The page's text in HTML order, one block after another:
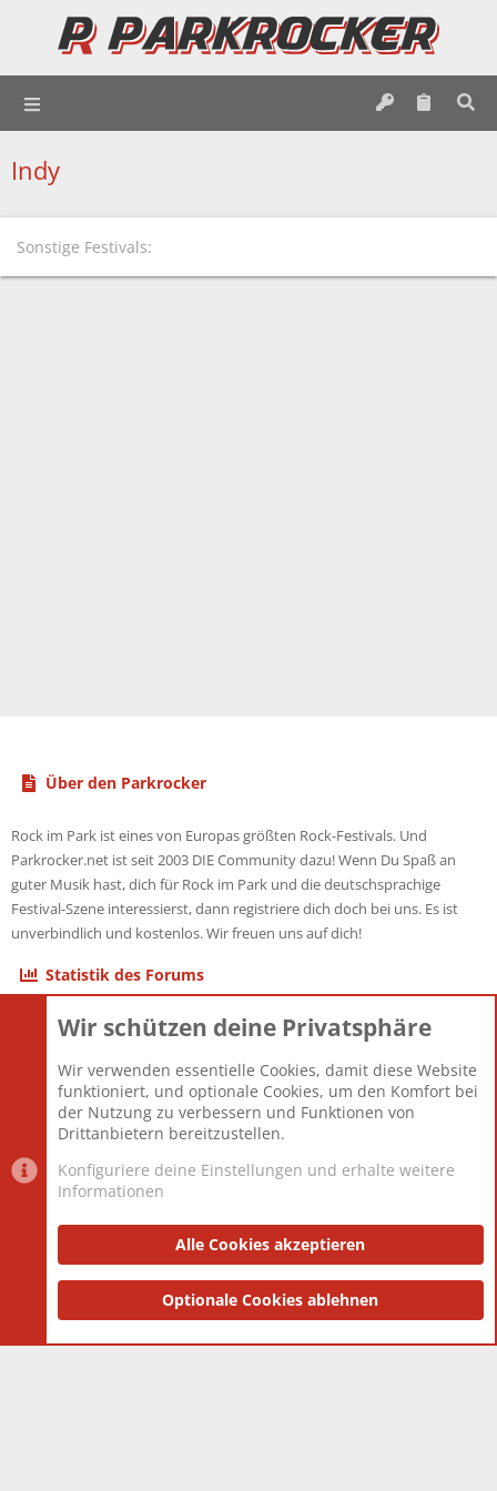
Indy
Sonstige Festivals
Über den Parkrocker
Rock im Park ist eines von Europas größten Rock-Festivals. Und
Parkrocker.net ist seit 2003 DIE Community dazu! Wenn Du Spaß an
guter Musik hast, dich für Rock im Park und die deutschsprachige
Festival-Szene interessierst, dann registriere dich doch bei uns. Es ist
unverbindlich und kostenlos. Wir freuen uns auf dich!
Statistik des Forums
Themen
Mitglieder
12.427
Neuestes Mitglied
Berlin
Datenschutzerklärung Impressum
Community platform by XenForo® © 2010-2025 XenForo Ltd.
and add-ons by ThemeHouse
Wir schützen deine Privatsphäre
Wir verwenden essentielle Cookies, damit diese Website
funktioniert, und optionale Cookies, um den Komfort bei
der Nutzung zu verbessern und Funktionen von
Drittanbietern bereitzustellen.
Konfiguriere deine Einstellungen und erhalte weitere
Informationen
Alle Cookies akzeptieren
Optionale Cookies ablehnen